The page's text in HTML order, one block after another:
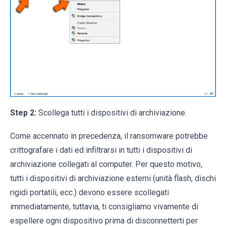
Step 2: Scollega tutti i dispositivi di archiviazione.
Come accennato in precedenza, il ransomware potrebbe
crittografare i dati ed infiltrarsi in tutti i dispositivi di
archiviazione collegati al computer. Per questo motivo,
tutti i dispositivi di archiviazione esterni (unità flash, dischi
rigidi portatili, ecc.) devono essere scollegati
immediatamente, tuttavia, ti consigliamo vivamente di
espellere ogni dispositivo prima di disconnetterti per